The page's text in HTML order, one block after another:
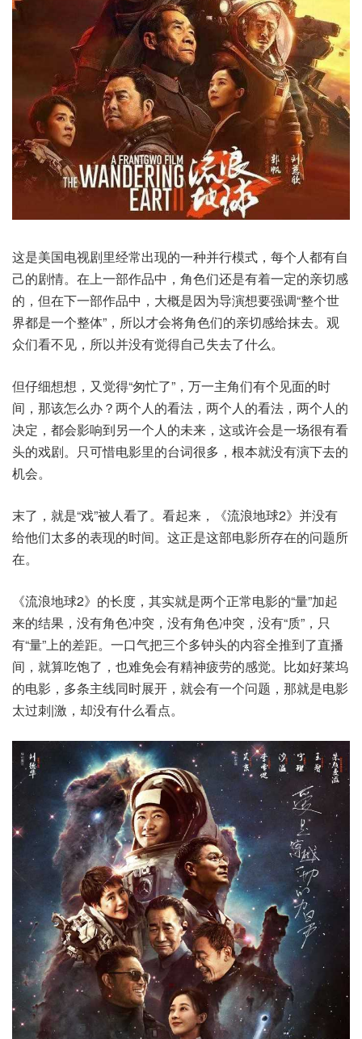
这是美国电视剧里经常出现的一种并行模式，每个人都有自
己的剧情。在上一部作品中，角色们还是有着一定的亲切感
的，但在下一部作品中，大概是因为导演想要强调“整个世
界都是一个整体”，所以才会将角色们的亲切感给抹去。观
众们看不见，所以并没有觉得自己失去了什么。
但仔细想想，又觉得“匆忙了”，万一主角们有个见面的时
间，那该怎么办？两个人的看法，两个人的看法，两个人的
决定，都会影响到另一个人的未来，这或许会是一场很有看
头的戏剧。只可惜电影里的台词很多，根本就没有演下去的
机会。
末了，就是“戏”被人看了。看起来，《流浪地球2》并没有
给他们太多的表现的时间。这正是这部电影所存在的问题所
在。
《流浪地球2》的长度，其实就是两个正常电影的“量”加起
来的结果，没有角色冲突，没有角色冲突，没有“质”，只
有“量”上的差距。一口气把三个多钟头的内容全推到了直播
间，就算吃饱了，也难免会有精神疲劳的感觉。比如好莱坞
的电影，多条主线同时展开，就会有一个问题，那就是电影
太过刺|激，却没有什么看点。